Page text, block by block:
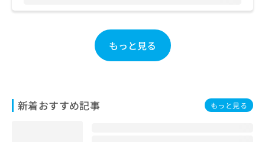
もっと見る
新着おすすめ記事 もっと見る
お
ち
ら